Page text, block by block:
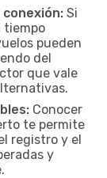
Si
tiempo
pueden
del
que vale
Conocer
te permite
registro y el
y